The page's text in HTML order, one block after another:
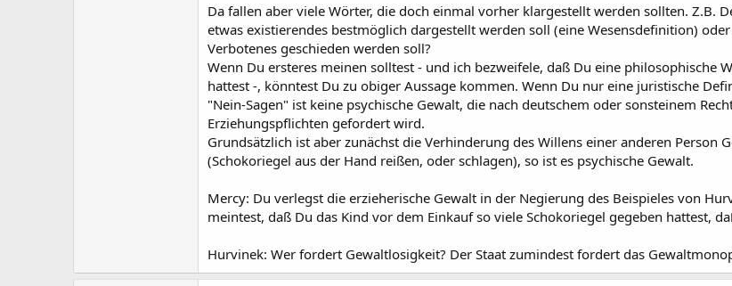
Da fallen aber viele Wörter, die doch einmal vorher klargestellt werden sollten. Z.B.
etwas existierendes bestmöglich dargestellt werden soll (eine Wesensdefinition)
Verbotenes geschieden werden soll?
Wenn Du ersteres meinen solltest - und ich bezweifele, daß Du eine philosophische
hattest -, könntest Du zu obiger Aussage kommen. Wenn Du nur eine juristische
"Nein-Sagen" ist keine psychische Gewalt, die nach deutschem oder sonsteinem
Erziehungspflichten gefordert wird.
Grundsätzlich ist aber zunächst die Verhinderung des Willens einer anderen Person
(Schokoriegel aus der Hand reißen, oder schlagen), so ist es psychische Gewalt.
Mercy: Du verlegst die erzieherische Gewalt in der Negierung des Beispieles von
meintest, daß Du das Kind vor dem Einkauf so viele Schokoriegel gegeben hattest,
Hurvinek: Wer fordert Gewaltlosigkeit? Der Staat zumindest fordert das